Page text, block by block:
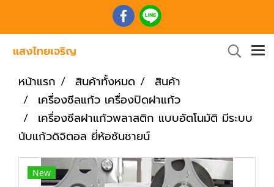
หน้าแรก สินค้าทั้งหมด
สินค้า
เครื่องซีลแก้ว เครื่องปิดฝาแก้ว
เครื่องซีลฝาแก้วพลาสติก แบบอัตโนมัติ มีระบบ
นับแก้วดิจิตอล ยี่ห้อซันชายน์
New